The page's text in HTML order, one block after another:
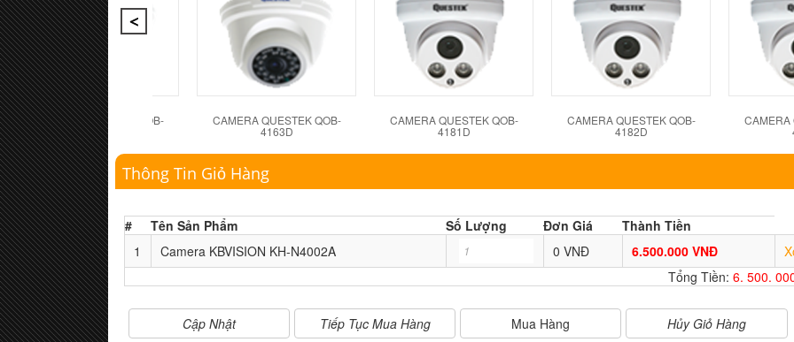
CAMERA QUESTEK QOB-
4162D
CAMERA QUESTEK QOB-
4163D
CAMERA QUESTEK QOB-
4181D
CAMERA QUESTEK QOB-
4182D
CAMERA
Thông Tin Giỏ Hàng
# Tên Sản Phẩm Số Lượng Đơn Giá
Thành Tiền
1
Camera KBVISION KH-N4002A 0 VNĐ 6.500.000 VNĐ
Tổng Tiền: 6. 500.
Mua Hàng